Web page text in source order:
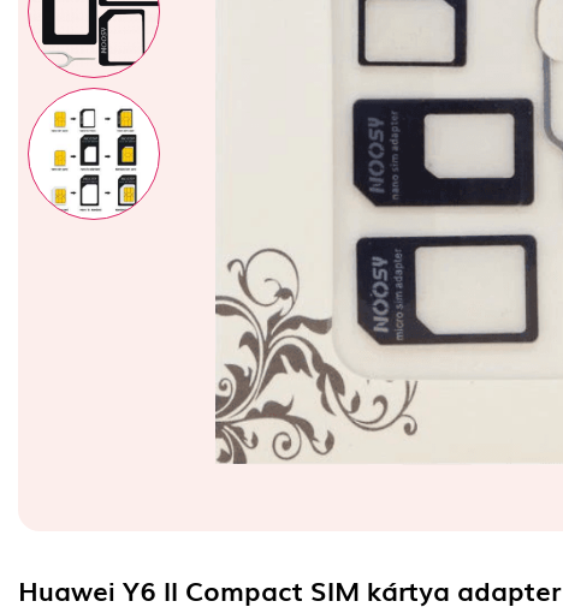
Huawei Y6 II Compact SIM kártya adapter